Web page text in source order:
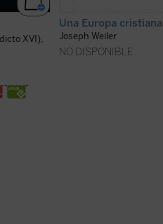
XVI),
Una Europa cristiana
Joseph Weiler
NO DISPONIBLE